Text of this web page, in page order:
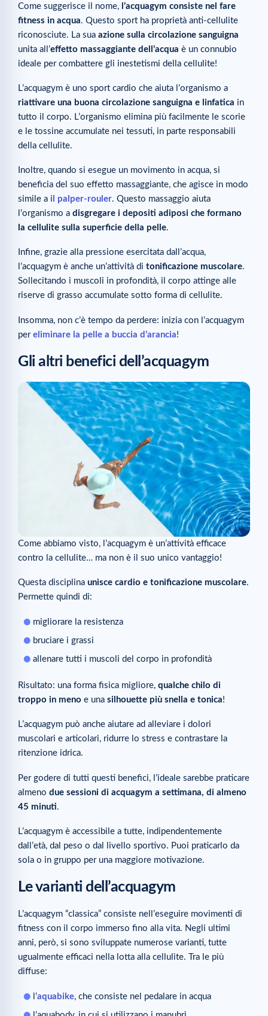
Come suggerisce il nome, l’acquagym consiste nel fare
fitness in acqua. Questo sport ha proprietà anti-cellulite
riconosciute. La sua azione sulla circolazione sanguigna
unita all’effetto massaggiante dell’acqua è un connubio
ideale per combattere gli inestetismi della cellulite!
L’acquagym è uno sport cardio che aiuta l’organismo a
riattivare una buona circolazione sanguigna e linfatica in
tutto il corpo. L’organismo elimina più facilmente le scorie
e le tossine accumulate nei tessuti, in parte responsabili
della cellulite.
Inoltre, quando si esegue un movimento in acqua, si
beneficia del suo effetto massaggiante, che agisce in modo
simile a il palper-rouler. Questo massaggio aiuta
l’organismo a disgregare i depositi adiposi che formano
la cellulite sulla superficie della pelle.
Infine, grazie alla pressione esercitata dall’acqua,
l’acquagym è anche un’attività di tonificazione muscolare.
Sollecitando i muscoli in profondità, il corpo attinge alle
riserve di grasso accumulate sotto forma di cellulite.
Insomma, non c’è tempo da perdere: inizia con l’acquagym
per eliminare la pelle a buccia d’arancia!
Gli altri benefici dell’acquagym
Come abbiamo visto, l’acquagym è un’attività efficace
contro la cellulite… ma non è il suo unico vantaggio!
Questa disciplina unisce cardio e tonificazione muscolare.
Permette quindi di:
migliorare la resistenza
bruciare i grassi
allenare tutti i muscoli del corpo in profondità
Risultato: una forma fisica migliore, qualche chilo di
troppo in meno e una silhouette più snella e tonica!
L’acquagym può anche aiutare ad alleviare i dolori
muscolari e articolari, ridurre lo stress e contrastare la
ritenzione idrica.
Per godere di tutti questi benefici, l’ideale sarebbe praticare
almeno due sessioni di acquagym a settimana, di almeno
45 minuti.
L’acquagym è accessibile a tutte, indipendentemente
dall’età, dal peso o dal livello sportivo. Puoi praticarlo da
sola o in gruppo per una maggiore motivazione.
Le varianti dell’acquagym
L’acquagym “classica” consiste nell’eseguire movimenti di
fitness con il corpo immerso fino alla vita. Negli ultimi
anni, però, si sono sviluppate numerose varianti, tutte
ugualmente efficaci nella lotta alla cellulite. Tra le più
diffuse:
l’aquabike, che consiste nel pedalare in acqua